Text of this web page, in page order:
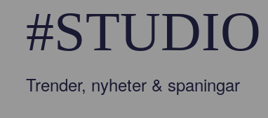
Trender, nyheter & spaningar